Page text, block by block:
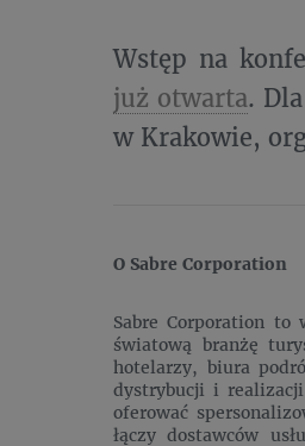
Wstęp na
już otwarta.
w Krakowie,
O Sabre Corporation
Sabre Corporation
światową branżę
hotelarzy, biura
dystrybucji i
oferować
łączy dostawców